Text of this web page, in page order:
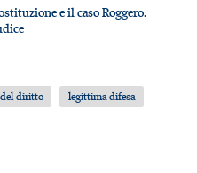
e il caso Roggero.
diritto
legittima difesa